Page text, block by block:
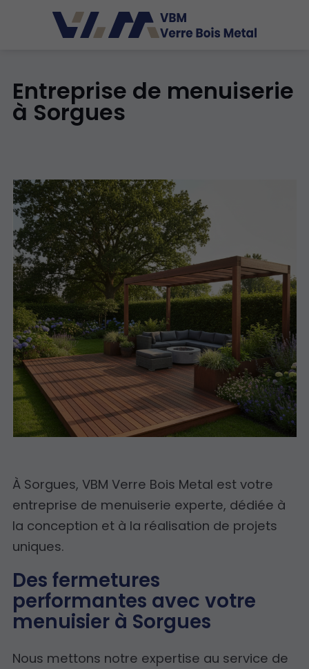
Entreprise de menuiserie
à Sorgues
À Sorgues, VBM Verre Bois Metal est votre
entreprise de menuiserie experte, dédiée à
la conception et à la réalisation de projets
uniques.
Des fermetures
performantes avec votre
menuisier à Sorgues
Nous mettons notre expertise au service de